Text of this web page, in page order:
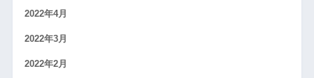
2022年4月
2022年3月
2022年2月